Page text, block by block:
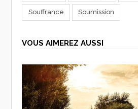
Souffrance Soumission
VOUS AIMEREZ AUSSI